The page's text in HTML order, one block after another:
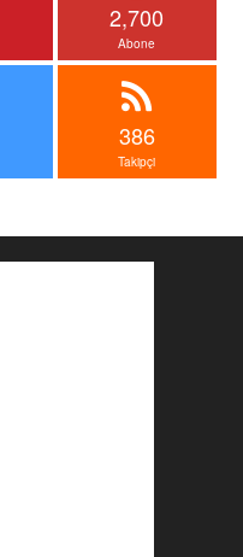
2,700
Abone
386
Takipçi